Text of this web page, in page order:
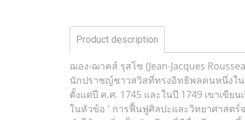
Product description
ฌอง-ฌาคส์ รุสโซ (Jean-Jacques
นักปราชญ์ชาวสวิสที่ทรงอิทธิพลคนหนึ่งใน
ตั้งแต่ปี ค.ศ. 1745 และในปี 1749 เขาเขี
ในหัวข้อ ' การฟื้นฟูศิลปะและวิทยาศาสตร์